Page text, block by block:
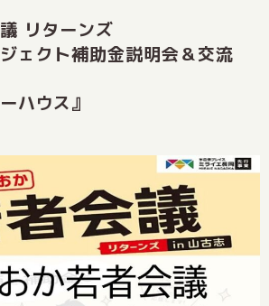
リターンズ
ェクト補助金説明会＆交流
ハウス』